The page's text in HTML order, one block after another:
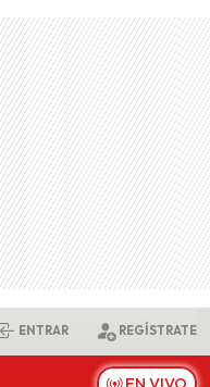
ENTRAR REGÍSTRATE